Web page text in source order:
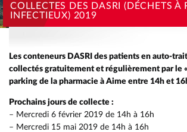
ACTUALITÉS
COLLECTES DES DASRI (DÉCHETS À
INFECTIEUX) 2019
Les conteneurs DASRI des patients en auto-
collectés gratuitement et régulièrement par le
parking de la pharmacie à Aime entre 14h et
Prochains jours de collecte :
– Mercredi 6 février 2019 de 14h à 16h
– Mercredi 15 mai 2019 de 14h à 16h